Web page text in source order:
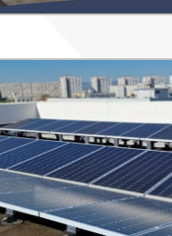
Assistance à
projet citoyen
kWc